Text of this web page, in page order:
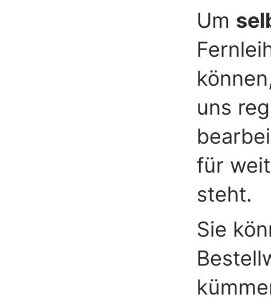
Um
uns
für
steht.
Sie